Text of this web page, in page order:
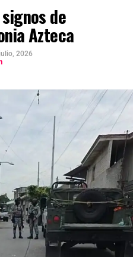
de
Azteca
2026